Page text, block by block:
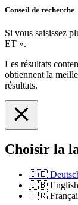
Conseil de recherche
Si vous saisissez
ET ».
Les résultats
obtiennent la
résultats.
Choisir la
🇩🇪
🇬🇧 English
🇫🇷